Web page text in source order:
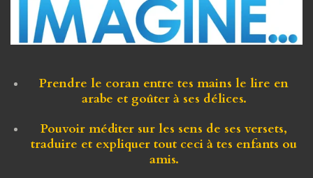
Prendre le coran entre tes mains le lire en
arabe et goûter à ses délices.
Pouvoir méditer sur les sens de ses versets,
traduire et expliquer tout ceci à tes enfants ou
amis.